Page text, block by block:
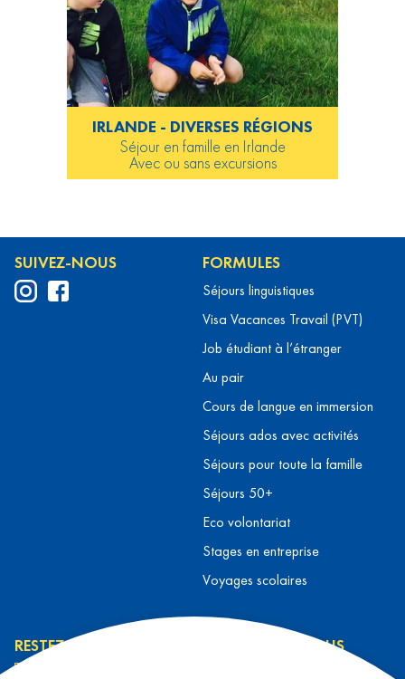
IRLANDE - DIVERSES RÉGIONS
Séjour en famille en Irlande
Avec ou sans excursions
SUIVEZ-NOUS FORMULES
Séjours linguistiques
Visa Vacances Travail (PVT)
Job étudiant à l’étranger
Au pair
Cours de langue en immersion
Séjours ados avec activités
Séjours pour toute la famille
Séjours 50+
Eco volontariat
Stages en entreprise
Voyages scolaires
RESTEZ INFORMÉ CONTACTEZ-NOUS